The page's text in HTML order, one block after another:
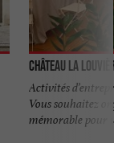
Château La
Activités
Vous souhaitez
mémorable pour